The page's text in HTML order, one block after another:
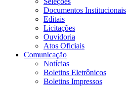
Documentos Institucionais
Editais
Licitações
Ouvidoria
Atos Oficiais
Comunicação
Notícias
Boletins Eletrônicos
Boletins Impressos